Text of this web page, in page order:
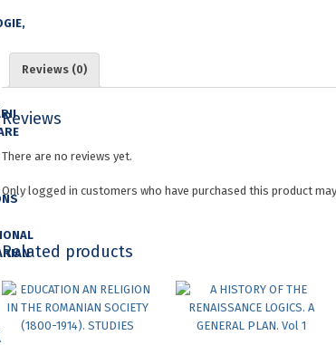
Reviews (0)
Reviews
There are no reviews yet.
Only logged in customers who have purchased this product
Related products